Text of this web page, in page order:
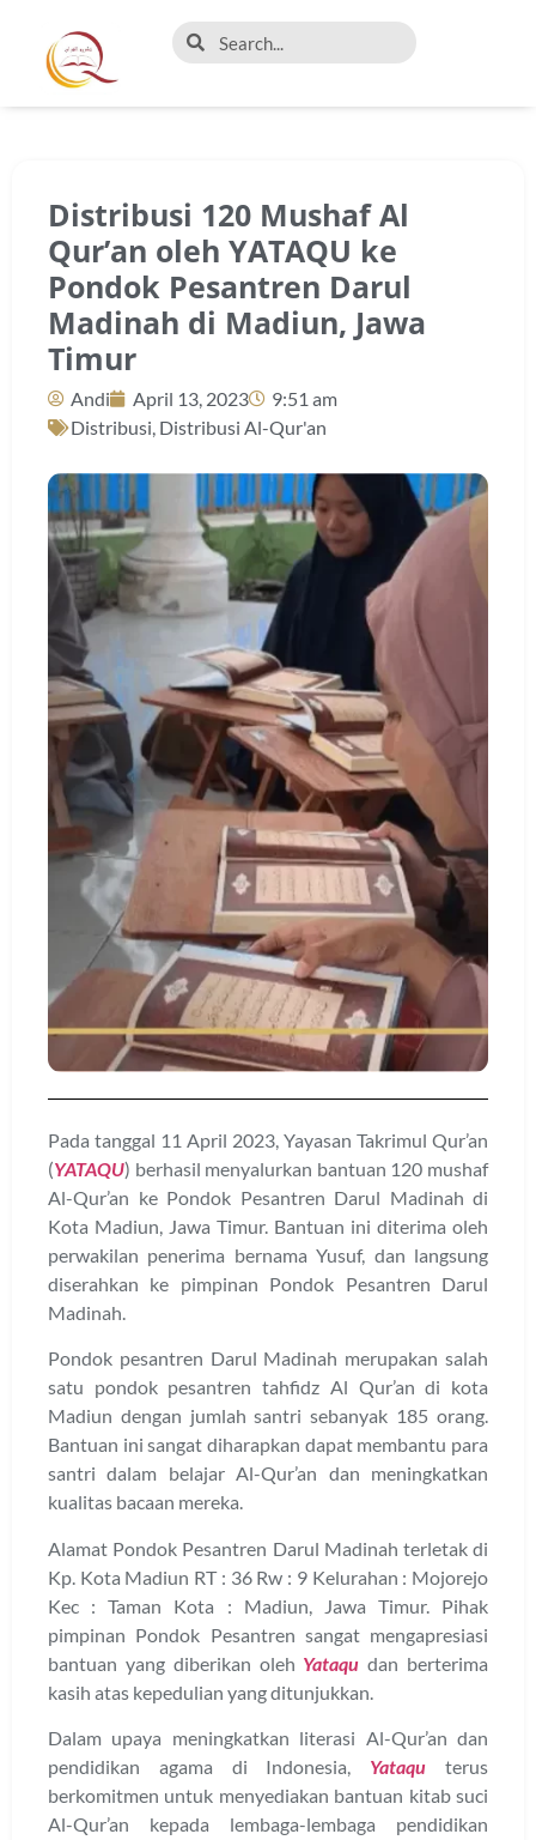
Distribusi 120 Mushaf Al
Qur’an oleh YATAQU ke
Pondok Pesantren Darul
Madinah di Madiun, Jawa
Timur
Andi April 13, 2023
9:51 am
Distribusi, Distribusi Al-Qur'an
Pada tanggal 11 April 2023, Yayasan Takrimul Qur’an
(YATAQU) berhasil menyalurkan bantuan 120 mushaf
Al-Qur’an ke Pondok Pesantren Darul Madinah di
Kota Madiun, Jawa Timur. Bantuan ini diterima oleh
perwakilan penerima bernama Yusuf, dan langsung
diserahkan ke pimpinan Pondok Pesantren Darul
Madinah.
Pondok pesantren Darul Madinah merupakan salah
satu pondok pesantren tahfidz Al Qur’an di kota
Madiun dengan jumlah santri sebanyak 185 orang.
Bantuan ini sangat diharapkan dapat membantu para
santri dalam belajar Al-Qur’an dan meningkatkan
kualitas bacaan mereka.
Alamat Pondok Pesantren Darul Madinah terletak di
Kp. Kota Madiun RT : 36 Rw : 9 Kelurahan : Mojorejo
Kec : Taman Kota : Madiun, Jawa Timur. Pihak
pimpinan Pondok Pesantren sangat mengapresiasi
bantuan yang diberikan oleh Yataqu dan berterima
kasih atas kepedulian yang ditunjukkan.
Dalam upaya meningkatkan literasi Al-Qur’an dan
pendidikan agama di Indonesia, Yataqu terus
berkomitmen untuk menyediakan bantuan kitab suci
Al-Qur’an kepada lembaga-lembaga pendidikan